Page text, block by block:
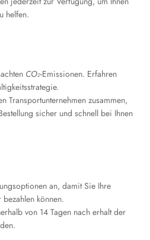
helfen.
CO₂-Emissionen. Erfahren
Transportunternehmen zusammen,
sicher und schnell bei Ihnen
an, damit Sie Ihre
können.
von 14 Tagen nach erhalt der